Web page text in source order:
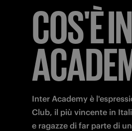
COS'È
Inter Academy è
Club, il più vincente in
e ragazze di far parte di